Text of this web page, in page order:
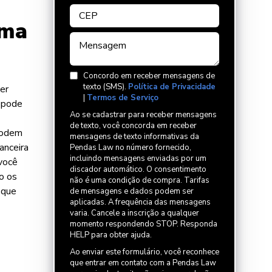
Concordo em receber mensagens de
texto (SMS). Política de Privacidade
| Termos de Serviço
Ao se cadastrar para receber mensagens
de texto, você concorda em receber
mensagens de texto informativas da
Pendas Law no número fornecido,
incluindo mensagens enviadas por um
discador automático. O consentimento
não é uma condição de compra. Tarifas
de mensagens e dados podem ser
aplicadas. A frequência das mensagens
varia. Cancele a inscrição a qualquer
momento respondendo STOP. Responda
HELP para obter ajuda.
Ao enviar este formulário, você reconhece
que entrar em contato com a Pendas Law
os